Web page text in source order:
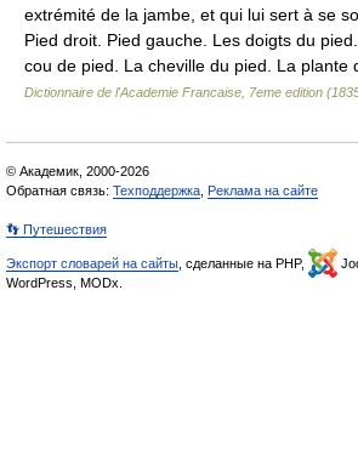
extrémité de la jambe, et qui lui sert à se
Pied droit. Pied gauche. Les doigts du
cou de pied. La cheville du pied. La
Dictionnaire de l'Academie Francaise, 7eme edition
© Академик, 2000-2026
Обратная связь: Техподдержка Реклама на сайте
👣 Путешествия
Экспорт словарей на сайты , сделанные на PHP,
WordPress, MODx.